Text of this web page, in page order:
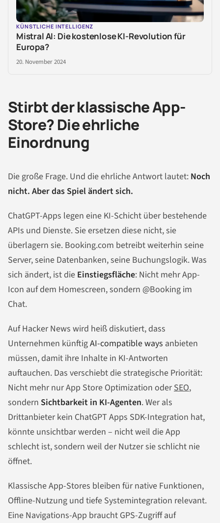
KÜNSTLICHE INTELLIGENZ
Mistral AI: Die kostenlose KI-Revolution für
Europa?
20. November 2024
Stirbt der klassische App-
Store? Die ehrliche
Einordnung
Die große Frage. Und die ehrliche Antwort lautet: Noch
nicht. Aber das Spiel ändert sich.
ChatGPT-Apps legen eine KI-Schicht über bestehende
APIs und Dienste. Sie ersetzen diese nicht, sie
überlagern sie. Booking.com betreibt weiterhin seine
Server, seine Datenbanken, seine Buchungslogik. Was
sich ändert, ist die Einstiegsfläche: Nicht mehr App-
Icon auf dem Homescreen, sondern @Booking im
Chat.
Auf Hacker News wird heiß diskutiert, dass
Unternehmen künftigAI-compatible ways anbieten
müssen, damit ihre Inhalte in KI-Antworten
auftauchen. Das verschiebt die strategische Priorität:
Nicht mehr nur App Store Optimization oderSEO,
sondern Sichtbarkeit in KI-Agenten. Wer als
Drittanbieter kein ChatGPT Apps SDK-Integration hat,
könnte unsichtbar werden – nicht weil die App
schlecht ist, sondern weil der Nutzer sie schlicht nie
öffnet.
Klassische App-Stores bleiben für native Funktionen,
Offline-Nutzung und tiefe Systemintegration relevant.
Eine Navigations-App braucht GPS-Zugriff auf